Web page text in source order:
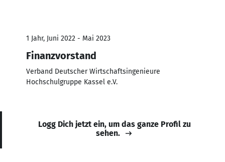
1 Jahr, Juni 2022 - Mai 2023
Finanzvorstand
Verband Deutscher Wirtschaftsingenieure
Hochschulgruppe Kassel e.V.
Logg Dich jetzt ein, um das ganze Profil zu
sehen.